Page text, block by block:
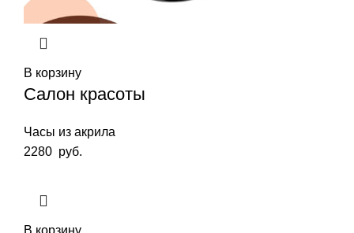
В корзину
Салон красоты
Часы из акрила
2280 руб.